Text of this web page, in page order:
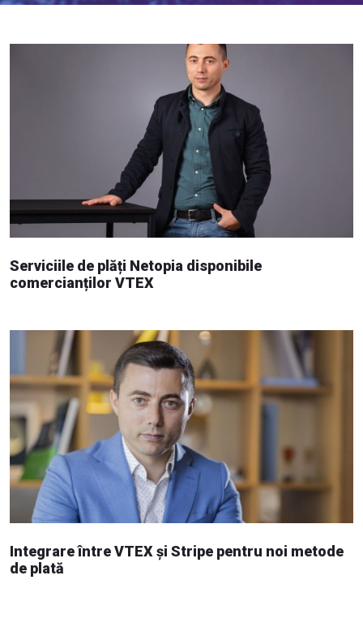
Serviciile de plăți Netopia disponibile
comercianților VTEX
Integrare între VTEX și Stripe pentru noi metode
de plată